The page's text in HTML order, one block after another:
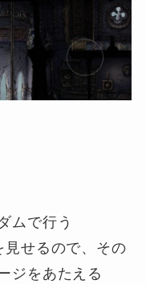
ムで行う
見せるので、その
ジをあたえる